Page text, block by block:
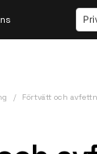
vi samma dag
Förtvätt och